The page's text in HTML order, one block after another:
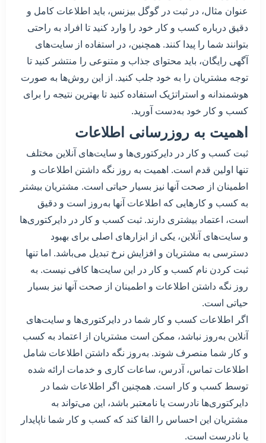
عنوان مثال، در ثبت در گوگل بیزنس، باید اطلاعات کامل و
دقیق درباره کسب و کار خود را وارد کنید تا افراد به راحتی
بتوانند شما را پیدا کنند. همچنین، در استفاده از سایت‌های
آگهی رایگان، باید محتوای جذاب و متنوعی را منتشر کنید تا
توجه مشتریان را به خود جلب کنید. از این روش‌ها به صورت
هوشمندانه و استراتژیک استفاده کنید تا بهترین نتیجه را برای
کسب و کار خود به‌دست آورید.
اهمیت به روزرسانی اطلاعات
ثبت کسب و کار در دایرکتوری‌ها و سایت‌های آنلاین مختلف
تنها اولین قدم است. اهمیت به روز نگه داشتن اطلاعات و
اطمینان از صحت آنها نیز بسیار حیاتی است. مشتریان بیشتر
به کسب و کارهایی که اطلاعات آنها به‌روز است و دقیق
است، اعتماد بیشتری دارند. ثبت کسب و کار در دایرکتوری‌ها
و سایت‌های آنلاین، یکی از ابزارهای اصلی برای بهبود
دسترسی به مشتریان و افزایش نرخ تبدیل می‌باشد. اما تنها
ثبت کردن نام کسب و کار در این سایت‌ها کافی نیست. به
روز نگه داشتن اطلاعات و اطمینان از صحت آنها نیز بسیار
حیاتی است.
اگر اطلاعات کسب و کار شما در دایرکتوری‌ها و سایت‌های
آنلاین به‌روز نباشد، ممکن است مشتریان از اعتماد به کسب
و کار شما منصرف شوند. به‌روز نگه داشتن اطلاعات شامل
اطلاعات تماس، آدرس، ساعات کاری و خدمات ارائه شده
توسط کسب و کار است. همچنین اگر اطلاعات شما در
دایرکتوری‌ها نادرست یا نامعتبر باشد، این می‌تواند به
مشتریان این احساس را القا کند که کسب و کار شما ناپایدار
یا نادرست است.